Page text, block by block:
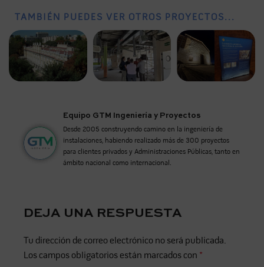
TAMBIÉN PUEDES VER OTROS PROYECTOS...
Equipo GTM Ingeniería y Proyectos
Desde 2005 construyendo camino en la ingeniería de
instalaciones, habiendo realizado más de 300 proyectos
para clientes privados y Administraciones Públicas, tanto en
ámbito nacional como internacional.
DEJA UNA RESPUESTA
Tu dirección de correo electrónico no será publicada.
Los campos obligatorios están marcados con *